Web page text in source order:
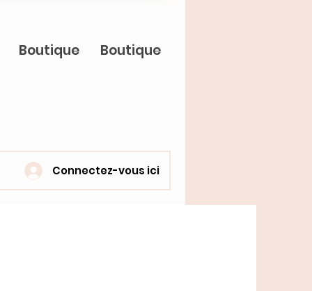
Boutique Boutique
Connectez-vous ici